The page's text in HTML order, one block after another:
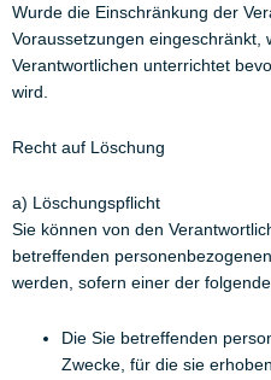
Wurde die Einschränkung der
Voraussetzungen eingeschränkt,
Verantwortlichen unterrichtet
wird.
Recht auf Löschung
a) Löschungspflicht
Sie können von den
betreffenden
werden, sofern einer der
Die Sie betreffenden
Zwecke, für die sie